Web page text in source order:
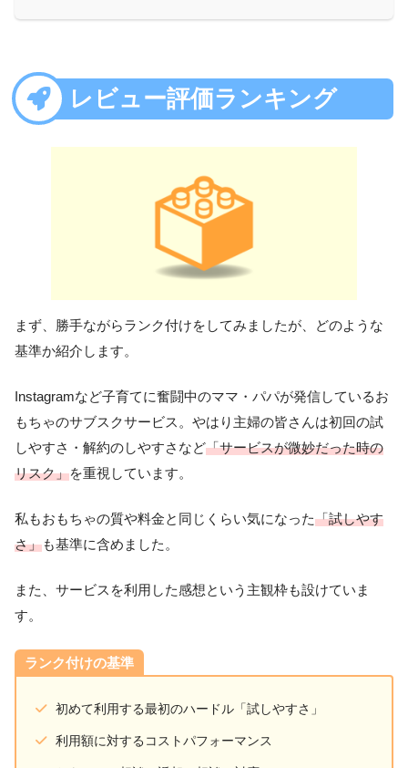
レビュー評価ランキング
まず、勝手ながらランク付けをしてみましたが、どのような
基準か紹介します。
Instagramなど子育てに奮闘中のママ・パパが発信しているお
もちゃのサブスクサービス。やはり主婦の皆さんは初回の試
しやすさ・解約のしやすさなど「サービスが微妙だった時の
リスク」を重視しています。
私もおもちゃの質や料金と同じくらい気になった「試しやす
さ」も基準に含めました。
また、サービスを利用した感想という主観枠も設けていま
す。
ランク付けの基準
初めて利用する最初のハードル「試しやすさ」
利用額に対するコストパフォーマンス